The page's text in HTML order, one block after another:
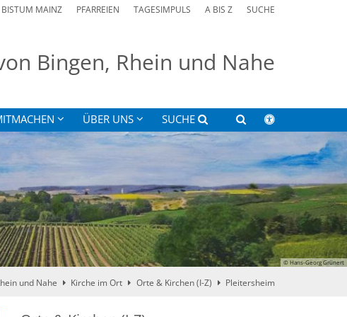
BISTUM MAINZ PFARREIEN TAGESIMPULS A BIS Z SUCHE
Bingen, Rhein und Nahe
ÜBER UNS SUCHE
© Hans-Georg Grünert
und Nahe Kirche im Ort Orte & Kirchen (I-Z) Pleitersheim